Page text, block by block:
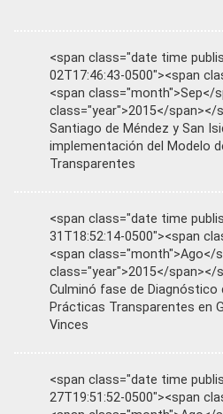
<span class="date time
02T17:46:43-0500"><span
<span class="month">Sep</
class="year">2015</span></
Santiago de Méndez y San
implementación del Modelo
Transparentes
<span class="date time
31T18:52:14-0500"><span
<span class="month">Ago</
class="year">2015</span></
Culminó fase de Diagnóstico
Prácticas Transparentes en
Vinces
<span class="date time
27T19:51:52-0500"><span